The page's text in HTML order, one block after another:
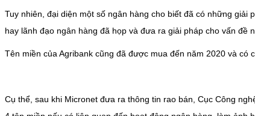
Tuy nhiên, đại diện một số ngân hàng cho biết đã có những
hay lãnh đạo ngân hàng đã họp và đưa ra giải pháp cho vấn đề
Tên miền của Agribank cũng đã được mua đến năm 2020 và
Cụ thể, sau khi Micronet đưa ra thông tin rao bán, Cục Công